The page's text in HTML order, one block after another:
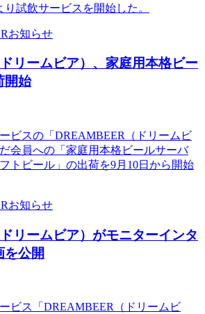
試飲サービスを開始した。
お知らせ
リームビア）、家庭用本格ビー
開始
ビスの「DREAMBEER（ドリームビ
会員への「家庭用本格ビールサーバ
トビール」の出荷を9月10日から開始
お知らせ
リームビア）がモニターインタ
を公開
ビス「DREAMBEER（ドリームビ